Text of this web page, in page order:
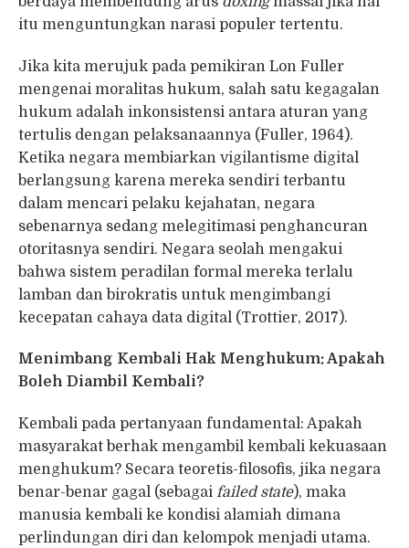
itu menguntungkan narasi populer tertentu.
Jika kita merujuk pada pemikiran Lon Fuller
mengenai moralitas hukum, salah satu kegagalan
hukum adalah inkonsistensi antara aturan yang
tertulis dengan pelaksanaannya (Fuller, 1964).
Ketika negara membiarkan vigilantisme digital
berlangsung karena mereka sendiri terbantu
dalam mencari pelaku kejahatan, negara
sebenarnya sedang melegitimasi penghancuran
otoritasnya sendiri. Negara seolah mengakui
bahwa sistem peradilan formal mereka terlalu
lamban dan birokratis untuk mengimbangi
kecepatan cahaya data digital (Trottier, 2017).
Menimbang Kembali Hak Menghukum: Apakah
Boleh Diambil Kembali?
Kembali pada pertanyaan fundamental: Apakah
masyarakat berhak mengambil kembali kekuasaan
menghukum? Secara teoretis-filosofis, jika negara
benar-benar gagal (sebagai failed state), maka
manusia kembali ke kondisi alamiah dimana
perlindungan diri dan kelompok menjadi utama.